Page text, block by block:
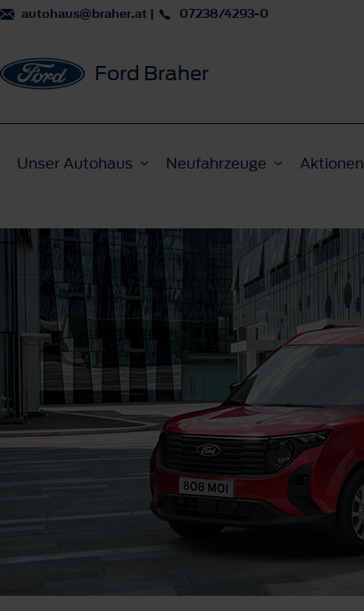
autohaus@braher.at | 07238/4293-0
Ford Braher
Unser Autohaus Neufahrzeuge Aktionen